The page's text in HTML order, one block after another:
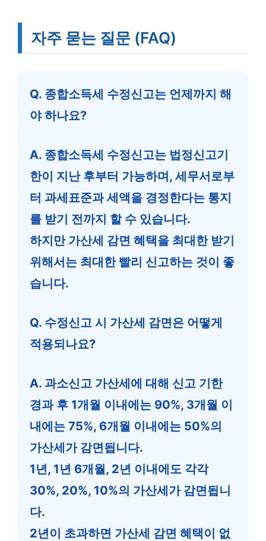
자주 묻는 질문 (FAQ)
Q. 종합소득세 수정신고는 언제까지 해
야 하나요?
A. 종합소득세 수정신고는 법정신고기
한이 지난 후부터 가능하며, 세무서로부
터 과세표준과 세액을 경정한다는 통지
를 받기 전까지 할 수 있습니다.
하지만 가산세 감면 혜택을 최대한 받기
위해서는 최대한 빨리 신고하는 것이 좋
습니다.
Q. 수정신고 시 가산세 감면은 어떻게
적용되나요?
A. 과소신고 가산세에 대해 신고 기한
경과 후 1개월 이내에는 90%, 3개월 이
내에는 75%, 6개월 이내에는 50%의
가산세가 감면됩니다.
1년, 1년 6개월, 2년 이내에도 각각
30%, 20%, 10%의 가산세가 감면됩니
다.
2년이 초과하면 가산세 감면 혜택이 없